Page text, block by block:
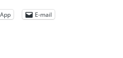
E-mail